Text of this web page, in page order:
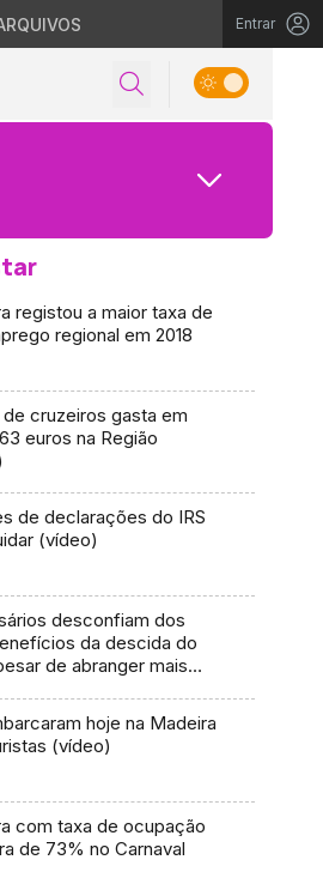
Entrar
registou a maior taxa de
regional em 2018
de cruzeiros gasta em
euros na Região
de declarações do IRS
(vídeo)
desconfiam dos
da descida do
de abranger mais
hoje na Madeira
(vídeo)
com taxa de ocupação
de 73% no Carnaval